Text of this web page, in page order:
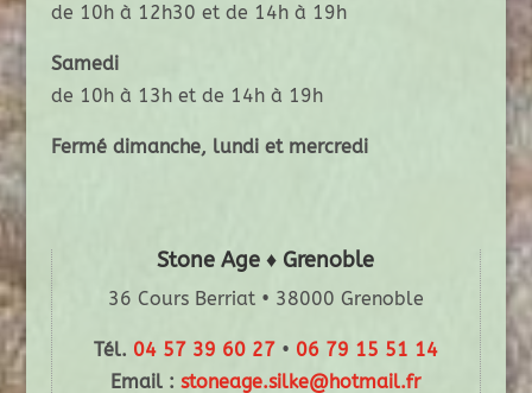
de 10h à 12h30 et de 14h à 19h
Samedi
de 10h à 13h et de 14h à 19h
Fermé dimanche, lundi et mercredi
Stone Age ♦ Grenoble
36 Cours Berriat • 38000 Grenoble
Tél. 04 57 39 60 27• 06 79 15 51 14
Email : stoneage.silke@hotmail.fr